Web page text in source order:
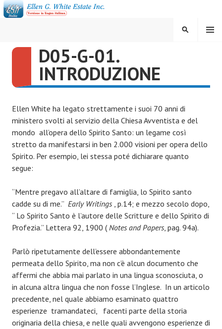
Vai
al
ELLEN G. WHITE ESTATE
INC.
MENU
CERCA
D05-G-01.
INTRODUZIONE
Ellen White ha legato strettamente i suoi 70 anni di
ministero svolti al servizio della Chiesa Avventista e del
mondo all’opera dello Spirito Santo: un legame così
stretto da manifestarsi in ben 2.000 visioni per opera dello
Spirito. Per esempio, lei stessa poté dichiarare quanto
segue:
“Mentre pregavo all’altare di famiglia, lo Spirito santo
cadde su di me.” Early Writings , p.14; e mezzo secolo dopo,
“ Lo Spirito Santo è l’autore delle Scritture e dello Spirito di
Profezia.” Lettera 92, 1900 ( Notes and Papers, pag. 94a).
Parlò ripetutamente dell’essere abbondantemente
permeata dello Spirito, ma non c’è alcun documento che
affermi che abbia mai parlato in una lingua sconosciuta, o
in alcuna altra lingua che non fosse l’Inglese. In un articolo
precedente, nel quale abbiamo esaminato quattro
esperienze tramandateci, facenti parte della storia
originaria della chiesa, e nelle quali avvengono esperienze di